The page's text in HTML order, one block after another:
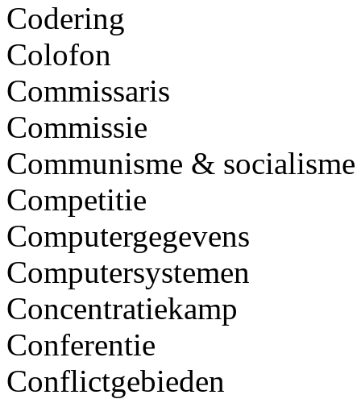
Codering
Colofon
Commissaris
Commissie
Communisme & socialisme
Competitie
Computergegevens
Computersystemen
Concentratiekamp
Conferentie
Conflictgebieden